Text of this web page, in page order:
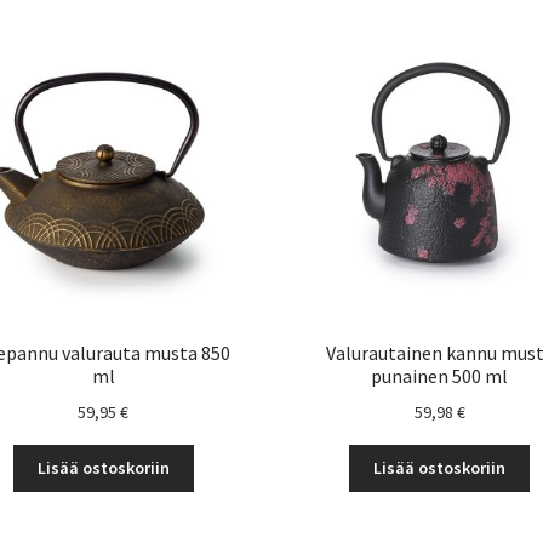
valurauta musta 850
ml
59,95€
Lisää ostoskoriin
Valurautainen kannu
punainen 500 ml
59,98 €
Lisää ostoskoriin